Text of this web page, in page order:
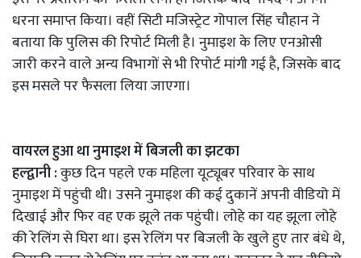
धरना समाप्त किया। वहीं सिटी मजिस्ट्रेट गोपाल सिंह चौहान ने
बताया कि पुलिस की रिपोर्ट मिली है। नुमाइश के लिए एनओसी
जारी करने वाले अन्य विभागों से भी रिपोर्ट मांगी गई है, जिसके बाद
इस मसले पर फैसला लिया जाएगा।
वायरल हुआ था नुमाइश में बिजली का झटका
हल्द्वानी :कुछ दिन पहले एक महिला यूट्यूबर परिवार के साथ
नुमाइश में पहुंची थी। उसने नुमाइश की कई दुकानें अपनी वीडियो में
दिखाई और फिर वह एक झूले तक पहुंची। लोहे का यह झूला लोहे
की रेलिंग से घिरा था। इस रेलिंग पर बिजली के खुले हुए तार बंधे थे,